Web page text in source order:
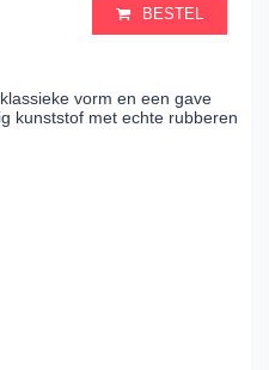
BESTEL
vorm en een gave
kunststof met echte rubberen